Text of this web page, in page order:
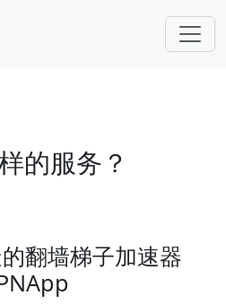
的服务？
翻墙梯子加速器